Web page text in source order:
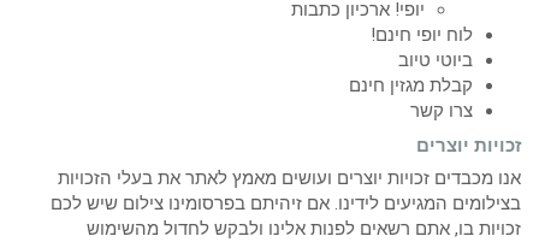
יופי! ארכיון כתבות
לוח יופי חינם!
ביוטי טיוב
קבלת מגזין חינם
צרו קשר
זכויות יוצרים
אנו מכבדים זכויות יוצרים ועושים מאמץ לאתר את בעלי הזכויות
בצילומים המגיעים לידינו. אם זיהיתם בפרסומינו צילום שיש לכם
זכויות בו, אתם רשאים לפנות אלינו ולבקש לחדול מהשימוש